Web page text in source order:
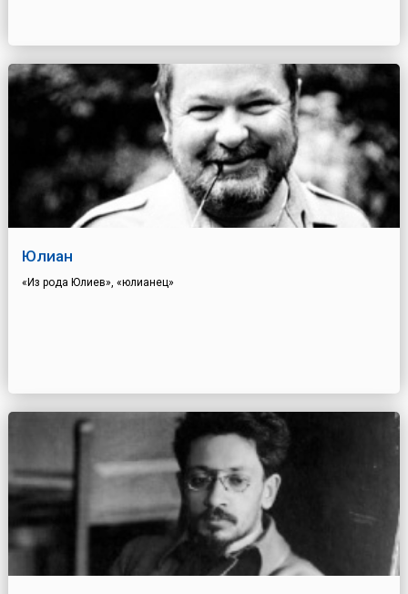
Юлиан
«Из рода Юлиев», «юлианец»